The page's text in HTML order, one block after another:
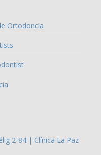
Ortodoncia
2-84 | Clínica La Paz